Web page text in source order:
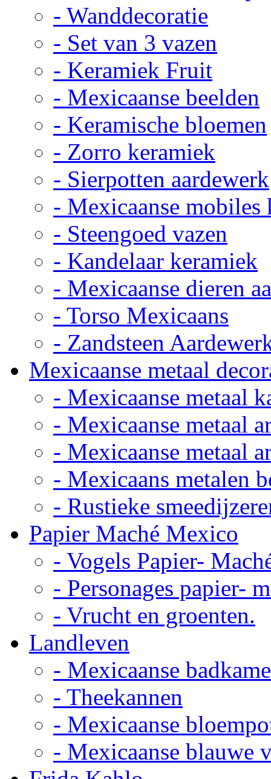
- Wanddecoratie
- Set van 3 vazen
- Keramiek Fruit
- Mexicaanse beelden
- Keramische bloemen
- Zorro keramiek
- Sierpotten aardewerk
- Mexicaanse mobiles
- Steengoed vazen
- Kandelaar keramiek
- Mexicaanse dieren
- Torso Mexicaans
- Zandsteen
Mexicaanse metaal
- Mexicaanse metaal
- Mexicaanse metaal
- Mexicaanse metaal
- Mexicaans metalen
- Rustieke
Papier Maché Mexico
- Vogels Papier-
- Personages papier-
- Vrucht en groenten.
Landleven
- Mexicaanse
- Theekannen
- Mexicaanse
- Mexicaanse blauwe